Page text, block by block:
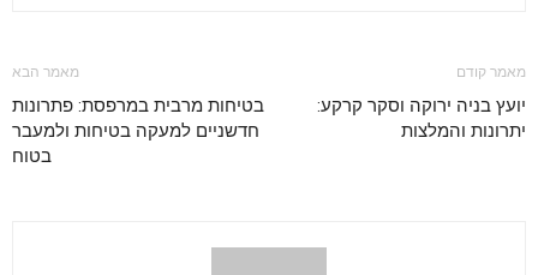
מאמר קודם
יועץ בניה ירוקה וסקר קרקע:
יתרונות והמלצות
מאמר הבא
בטיחות מרבית במרפסת: פתרונות
חדשניים למעקה בטיחות ולמעבר
בטוח